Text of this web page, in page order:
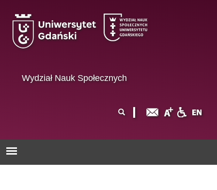
Wydział Nauk Społecznych
wyszukiwania